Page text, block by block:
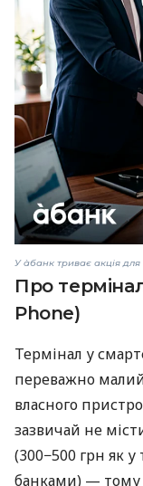
У àбанк триває акція
Про
Phone)
Термінал у
переважно
власного
зазвичай не
(300−500 грн як
банками) — тому